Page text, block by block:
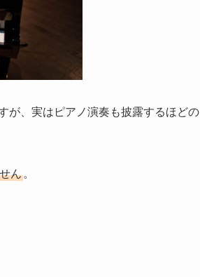
が、実はピアノ演奏も披露するほどの
ん 。